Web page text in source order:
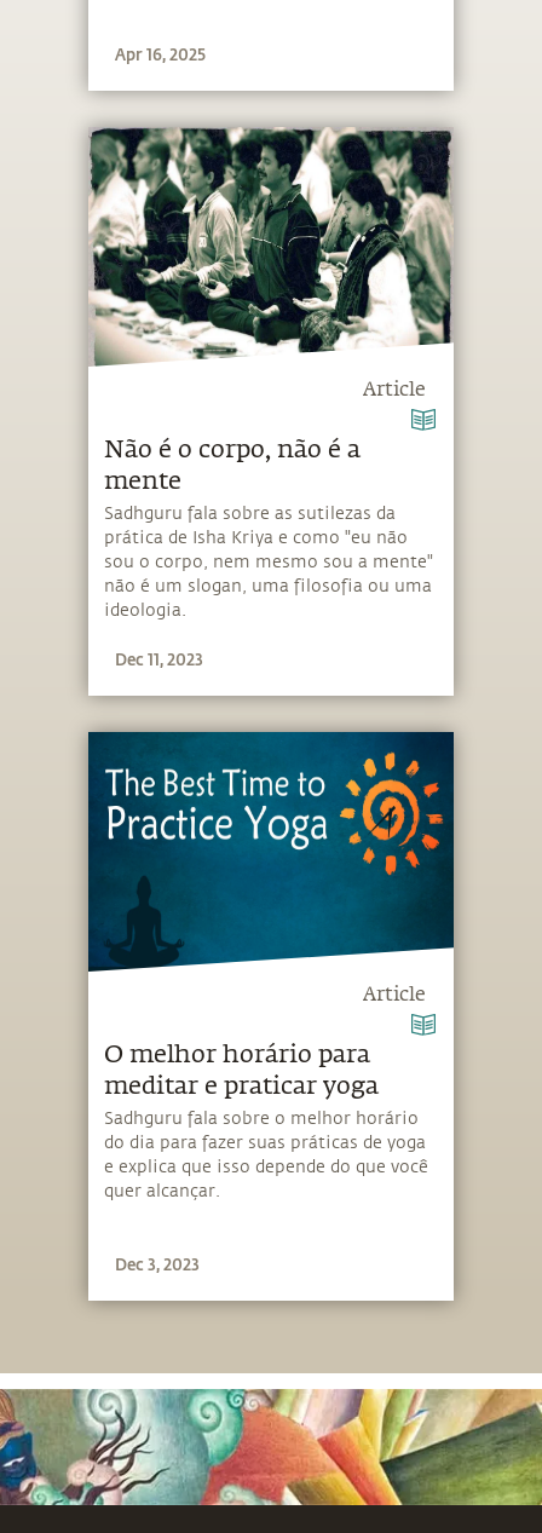
Apr 16, 2025
Article
Não é o corpo, não é a
mente
Sadhguru fala sobre as sutilezas da
prática de Isha Kriya e como "eu não
sou o corpo, nem mesmo sou a mente"
não é um slogan, uma filosofia ou uma
ideologia.
Dec 11, 2023
Article
O melhor horário para
meditar e praticar yoga
Sadhguru fala sobre o melhor horário
do dia para fazer suas práticas de yoga
e explica que isso depende do que você
quer alcançar.
Dec 3, 2023